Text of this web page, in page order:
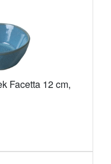
Facetta 12 cm,